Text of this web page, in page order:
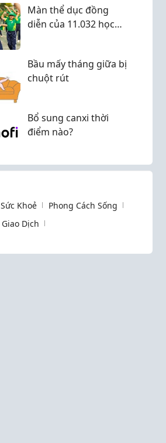
Màn thể dục đồng
diễn của 11.032 học
Bầu mấy tháng giữa bị
chuột rút
Bổ sung canxi thời
điểm nào?
Sức Khoẻ
Phong Cách Sống
Giao Dịch